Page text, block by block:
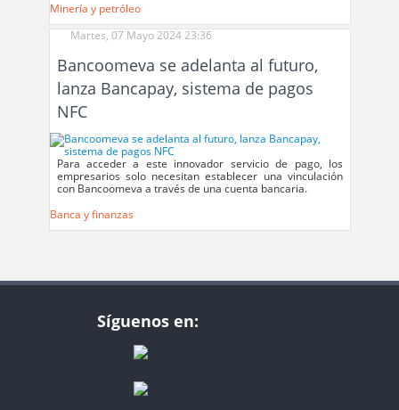
Minería y petróleo
Martes, 07 Mayo 2024 23:36
Bancoomeva se adelanta al futuro,
lanza Bancapay, sistema de pagos
NFC
Para acceder a este innovador servicio de pago, los
empresarios solo necesitan establecer una vinculación
con Bancoomeva a través de una cuenta bancaria.
Banca y finanzas
Síguenos en: